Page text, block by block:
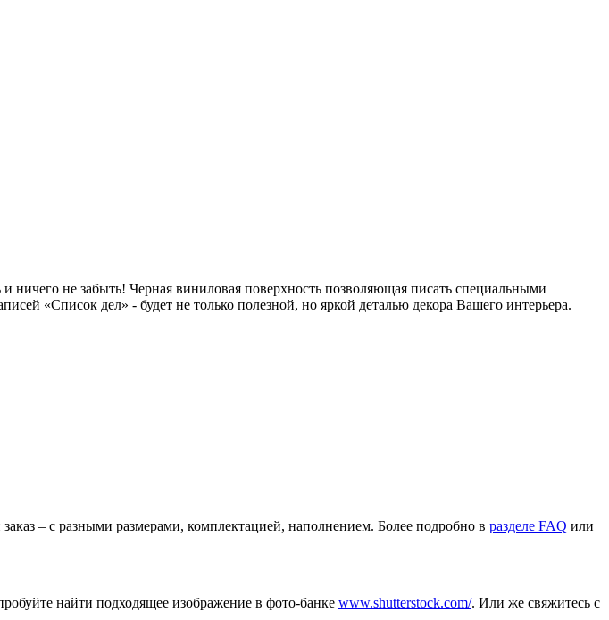
ничего не забыть! Черная виниловая поверхность позволяющая писать специальными
«Список дел» - будет не только полезной, но яркой деталью декора Вашего интерьера.
– с разными размерами, комплектацией, наполнением. Более подробно в разделе FAQ или
найти подходящее изображение в фото-банке www.shutterstock.com/. Или же свяжитесь с